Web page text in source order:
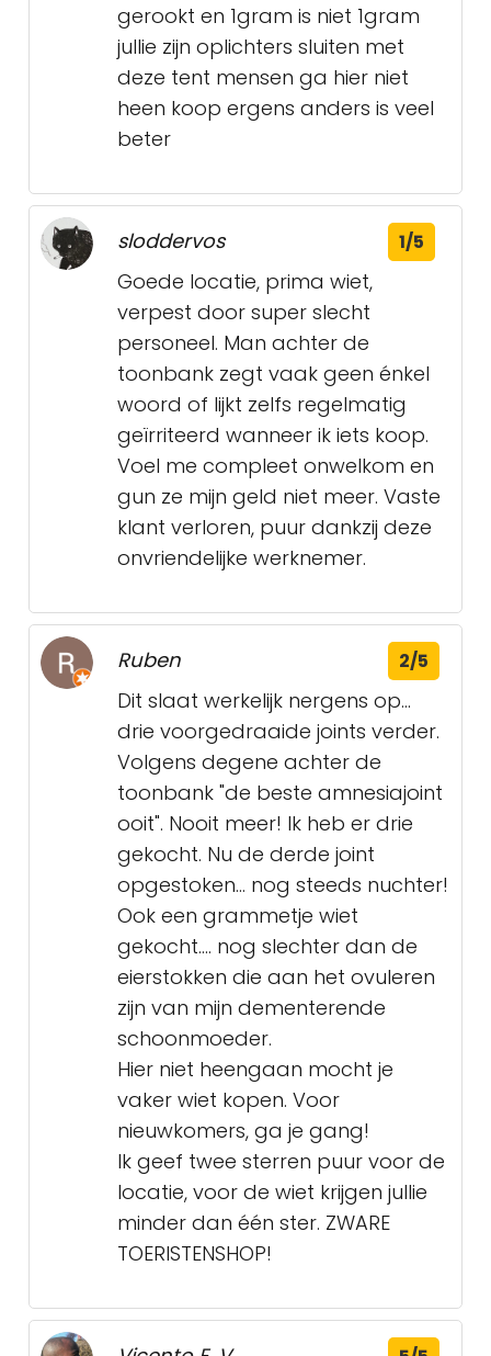
gerookt en 1gram is niet 1gram
jullie zijn oplichters sluiten met
deze tent mensen ga hier niet
heen koop ergens anders is veel
beter
sloddervos 1/5
Goede locatie, prima wiet,
verpest door super slecht
personeel. Man achter de
toonbank zegt vaak geen énkel
woord of lijkt zelfs regelmatig
geïrriteerd wanneer ik iets koop.
Voel me compleet onwelkom en
gun ze mijn geld niet meer. Vaste
klant verloren, puur dankzij deze
onvriendelijke werknemer.
Ruben 2/5
Dit slaat werkelijk nergens op...
drie voorgedraaide joints verder.
Volgens degene achter de
toonbank "de beste amnesiajoint
ooit". Nooit meer! Ik heb er drie
gekocht. Nu de derde joint
opgestoken... nog steeds nuchter!
Ook een grammetje wiet
gekocht.... nog slechter dan de
eierstokken die aan het ovuleren
zijn van mijn dementerende
schoonmoeder.
Hier niet heengaan mocht je
vaker wiet kopen. Voor
nieuwkomers, ga je gang!
Ik geef twee sterren puur voor de
locatie, voor de wiet krijgen jullie
minder dan één ster. ZWARE
TOERISTENSHOP!